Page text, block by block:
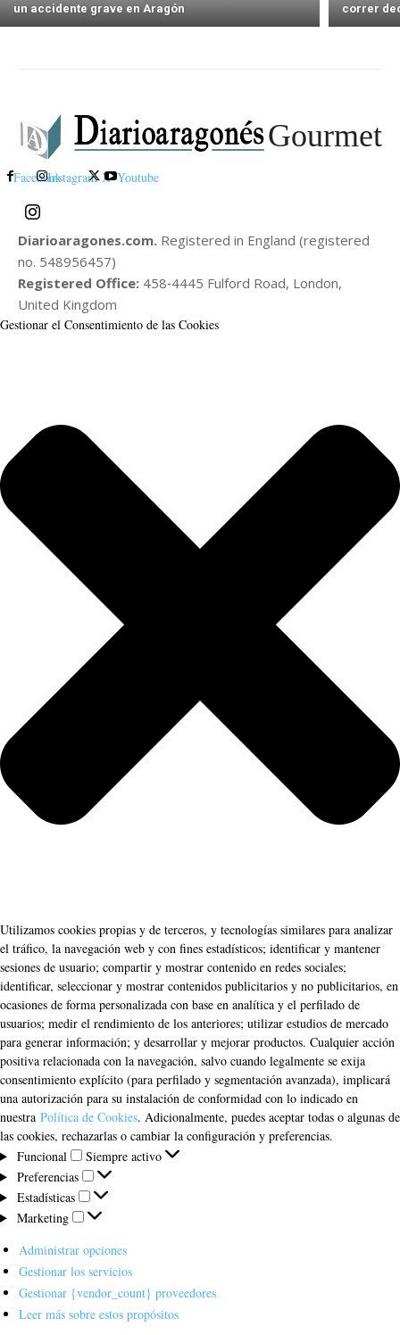
un accidente grave en Aragón
correr
Gourmet
FacebookInstagram X Youtube
Diarioaragones.com. Registered in England (registered
no. 548956457)
Registered Office: 458‑4445 Fulford Road, London,
United Kingdom
Gestionar el Consentimiento de las Cookies
Utilizamos cookies propias y de terceros, y tecnologías similares para analizar
el tráfico, la navegación web y con fines estadísticos; identificar y mantener
sesiones de usuario; compartir y mostrar contenido en redes sociales;
identificar, seleccionar y mostrar contenidos publicitarios y no publicitarios, en
ocasiones de forma personalizada con base en analítica y el perfilado de
usuarios; medir el rendimiento de los anteriores; utilizar estudios de mercado
para generar información; y desarrollar y mejorar productos. Cualquier acción
positiva relacionada con la navegación, salvo cuando legalmente se exija
consentimiento explícito (para perfilado y segmentación avanzada), implicará
una autorización para su instalación de conformidad con lo indicado en
nuestra Política de Cookies. Adicionalmente, puedes aceptar todas o algunas de
las cookies, rechazarlas o cambiar la configuración y preferencias.
Funcional
Funcional
Siempre activo
Preferencias
Preferencias
Estadísticas
Estadísticas
Marketing
Marketing
Administrar opciones
Gestionar los servicios
Gestionar {vendor_count} proveedores
Leer más sobre estos propósitos